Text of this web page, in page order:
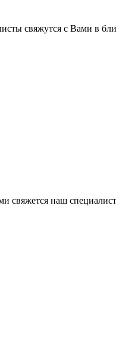
свяжутся с Вами в
свяжется наш специалист